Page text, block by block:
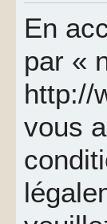
En
par «
http://
vous